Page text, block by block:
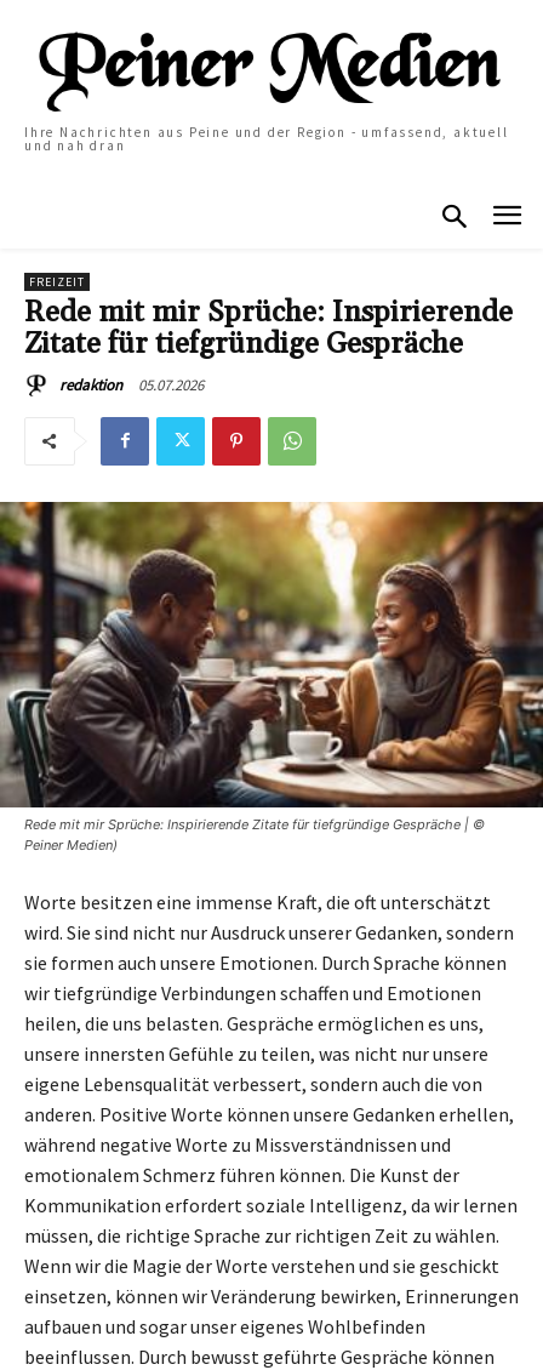
Ihre Nachrichten aus Peine und der Region - umfassend, aktuell
und nah dran
FREIZEIT
Rede mit mir Sprüche: Inspirierende
Zitate für tiefgründige Gespräche
redaktion 05.07.2026
Rede mit mir Sprüche: Inspirierende Zitate für tiefgründige Gespräche | ©
Peiner Medien)
Worte besitzen eine immense Kraft, die oft unterschätzt
wird. Sie sind nicht nur Ausdruck unserer Gedanken, sondern
sie formen auch unsere Emotionen. Durch Sprache können
wir tiefgründige Verbindungen schaffen und Emotionen
heilen, die uns belasten. Gespräche ermöglichen es uns,
unsere innersten Gefühle zu teilen, was nicht nur unsere
eigene Lebensqualität verbessert, sondern auch die von
anderen. Positive Worte können unsere Gedanken erhellen,
während negative Worte zu Missverständnissen und
emotionalem Schmerz führen können. Die Kunst der
Kommunikation erfordert soziale Intelligenz, da wir lernen
müssen, die richtige Sprache zur richtigen Zeit zu wählen.
Wenn wir die Magie der Worte verstehen und sie geschickt
einsetzen, können wir Veränderung bewirken, Erinnerungen
aufbauen und sogar unser eigenes Wohlbefinden
beeinflussen. Durch bewusst geführte Gespräche können